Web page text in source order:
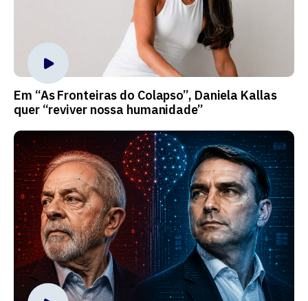
Em “As Fronteiras do Colapso”, Daniela Kallas
quer “reviver nossa humanidade”